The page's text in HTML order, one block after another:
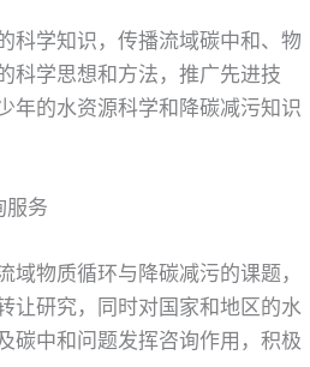
科学知识，传播流域碳中和、物
科学思想和方法，推广先进技
年的水资源科学和降碳减污知识
服务
物质循环与降碳减污的课题，
让研究，同时对国家和地区的水
碳中和问题发挥咨询作用，积极